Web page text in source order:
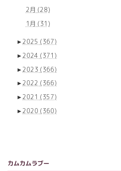
2月 (28)
1月 (31)
►2025 (367)
►2024 (371)
►2023 (366)
►2022 (366)
►2021 (357)
►2020 (360)
カムカムラブー